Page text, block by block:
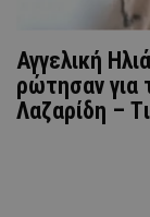
Αγγελική
ρώτησαν
Λαζαρίδη –